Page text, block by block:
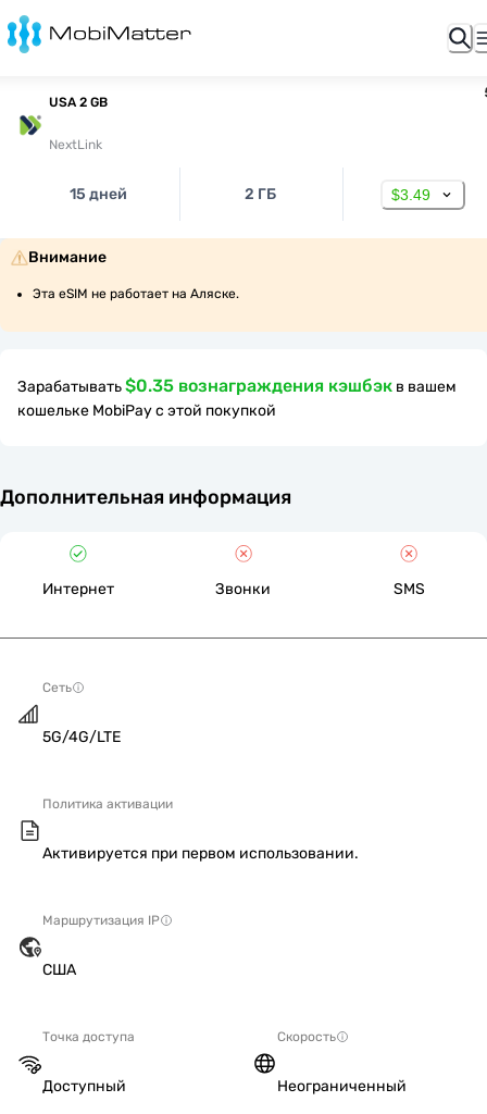
USA 2 GB
NextLink
15 дней 2 ГБ $3.49
Внимание
Эта eSIM не работает на Аляске.
Зарабатывать$0.35 вознаграждения кэшбэк в вашем
кошельке MobiPay с этой покупкой
Дополнительная информация
Интернет Звонки SMS
Сеть
5G/4G/LTE
Политика активации
Активируется при первом использовании.
Маршрутизация IP
США
Точка доступа
Доступный
Скорость
Неограниченный